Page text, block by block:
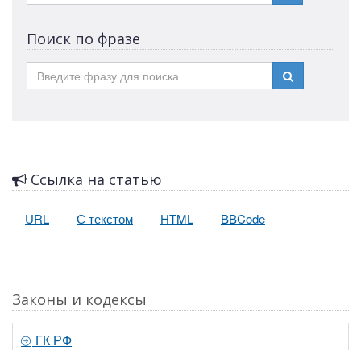
Поиск по фразе
Ссылка на статью
URL С текстом HTML BBCode
Законы и кодексы
ГК РФ